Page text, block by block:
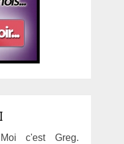
c'est Greg.